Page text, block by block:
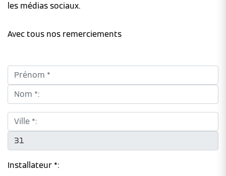
les médias sociaux.
Avec tous nos remerciements
Prénom *:
Nom *:
Ville *:
CP *:
Installateur *: